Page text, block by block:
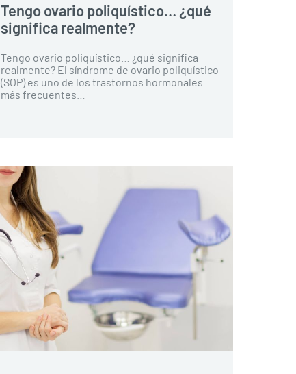
Tengo ovario poliquístico… ¿qué
significa realmente?
Tengo ovario poliquístico… ¿qué significa
realmente? El síndrome de ovario poliquístico
(SOP) es uno de los trastornos hormonales
más frecuentes…